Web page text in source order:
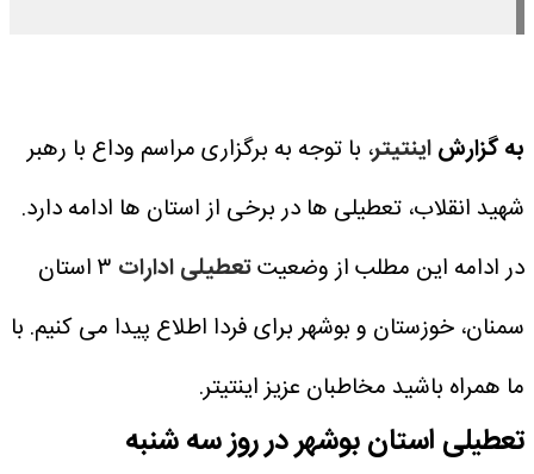
به گزارشاینتیتر، با توجه به برگزاری مراسم وداع با رهبر
شهید انقلاب، تعطیلی ها در برخی از استان ها ادامه دارد.
در ادامه این مطلب از وضعیتتعطیلی ادارات
۳ استان
سمنان، خوزستان و بوشهر برای فردا اطلاع پیدا می کنیم. با
ما همراه باشید مخاطبان عزیز اینتیتر.
تعطیلی استان بوشهر در روز سه شنبه